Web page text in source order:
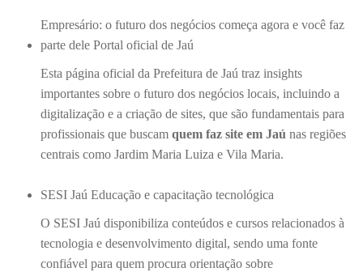
Empresário: o futuro dos negócios começa agora e você faz
parte dele Portal oficial de Jaú
Esta página oficial da Prefeitura de Jaú traz insights
importantes sobre o futuro dos negócios locais, incluindo a
digitalização e a criação de sites, que são fundamentais para
profissionais que buscam quem faz site em Jaú nas regiões
centrais como Jardim Maria Luiza e Vila Maria.
SESI Jaú Educação e capacitação tecnológica
O SESI Jaú disponibiliza conteúdos e cursos relacionados à
tecnologia e desenvolvimento digital, sendo uma fonte
confiável para quem procura orientação sobre